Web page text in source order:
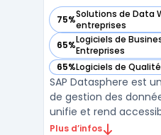
75%Solutions de Data
entreprises
— voir SAP Datasphere
65%Logiciels de
Entreprises
— voir SAP Datasphere
65%Logiciels de
— voir SAP Datasphere
SAP Datasphere est
de gestion des
unifie et rend
essentielles pour les
Plus d’infos